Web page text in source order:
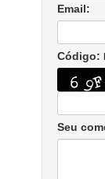
Email:
Código:
Seu